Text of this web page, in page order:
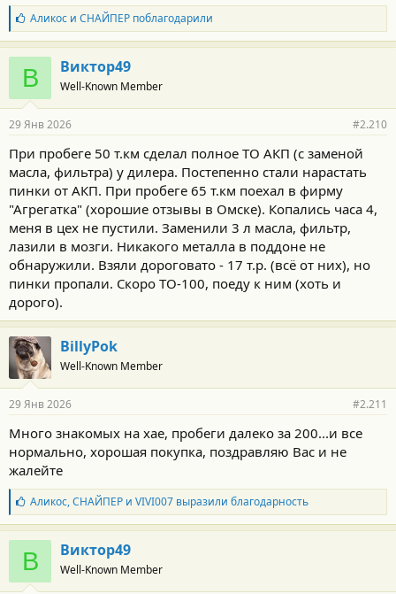
Поменял масло в моторе и частично в АКПП.
В коробке масло было светлое не чёрное.
Понял что надо часто менять его.
Брал в салоне и историю не знаю, но по автотеке и состоянию
пробег на реальный по ряду фактов намекается.
Судя по цвету масла в АКПП за авто следили хоть как-то.
Только не понятно была она в ремонте и масло после него
залито светлое по виду или это ТО делали.
По поведению АКПП в идеале.
Как вариант только если отдавать сейчас пока все ок на
переборку и усиление посадочного места этого подшипника и
установку шайб для уменьшения люфта как AGM писал.
При такой фигне вообще надо было на коллективный иск
скидываться и всем по новой коробке требовать.
Сижу теперь на нервах 2 недели и не знаю что делать.
Проще поменять на вечный Паджеро 4 с смешными
проблемами в виде ржавого бака
Б
л
а
г
о
д
а
н
с
т
и
Аликоси СНАЙПЕРпоблагодарили
В Виктор49
Well-Known Member
29 Янв 2026 #2.210
При пробеге 50 т.км сделал полное ТО АКП (с заменой
масла, фильтра) у дилера. Постепенно стали нарастать
пинки от АКП. При пробеге 65 т.км поехал в фирму
"Агрегатка" (хорошие отзывы в Омске). Копались часа 4,
меня в цех не пустили. Заменили 3 л масла, фильтр,
лазили в мозги. Никакого металла в поддоне не
обнаружили. Взяли дороговато - 17 т.р. (всё от них), но
пинки пропали. Скоро ТО-100, поеду к ним (хоть и
дорого).
BillyPok
Well-Known Member
29 Янв 2026 #2.211
Много знакомых на хае, пробеги далеко за 200...и все
нормально, хорошая покупка, поздравляю Вас и не
жалейте
Б
л
а
г
о
д
а
Аликос,СНАЙПЕРи VIVI007выразили благодарность
В Виктор49
Well-Known Member